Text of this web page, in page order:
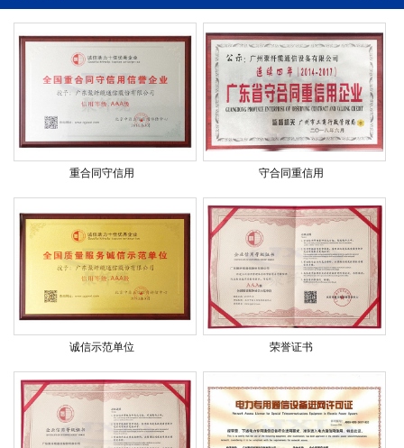
重合同守信用 守合同重信用
诚信示范单位 荣誉证书